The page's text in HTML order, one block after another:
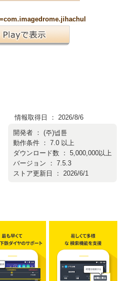
情報取得日 ： 2026/8/6
開発者 ： (주)넵튠
動作条件 ： 7.0 以上
ダウンロード数 ： 5,000,000以上
バージョン ： 7.5.3
ストア更新日 ： 2026/6/1